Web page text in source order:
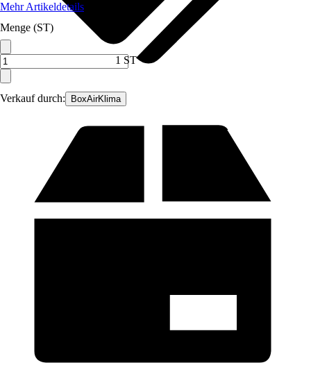
Verkauf durch: BoxAirKlima
Mehr Artikeldetails
Menge (ST)
1 ST